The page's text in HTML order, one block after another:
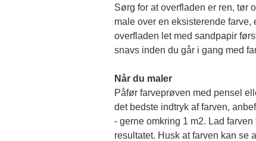
Sørg for at overfladen er ren, tør
male over en eksisterende farve,
overfladen let med sandpapir
snavs inden du går i gang med
Når du maler
Påfør farveprøven med pensel
det bedste indtryk af farven,
- gerne omkring 1 m2. Lad
resultatet. Husk at farven kan se